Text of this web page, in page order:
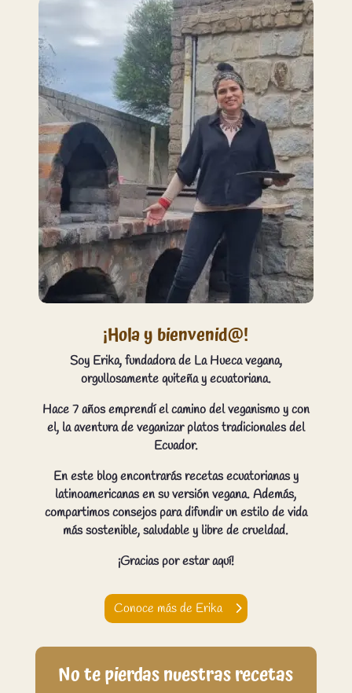
¡Hola y bienvenid@!
Soy Erika, fundadora de La Hueca vegana,
orgullosamente quiteña y ecuatoriana.
Hace 7 años emprendí el camino del veganismo y con
el, la aventura de veganizar platos tradicionales del
Ecuador.
En este blog encontrarás recetas ecuatorianas y
latinoamericanas en su versión vegana. Además,
compartimos consejos para difundir un estilo de vida
más sostenible, saludable y libre de crueldad.
¡Gracias por estar aquí!
Conoce más de Erika
No te pierdas nuestras recetas